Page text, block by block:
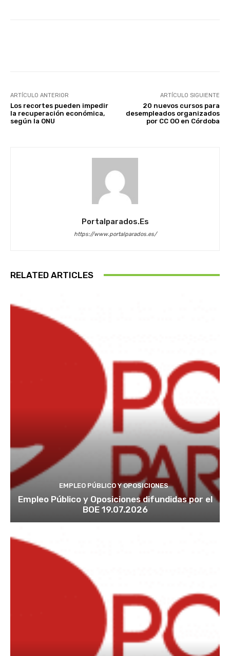
ARTÍCULO ANTERIOR
Los recortes pueden impedir
la recuperación económica,
según la ONU
ARTÍCULO SIGUIENTE
20 nuevos cursos para
desempleados organizados
por CC OO en Córdoba
Portalparados.es
https://www.portalparados.es/
RELATED ARTICLES
EMPLEO PÚBLICO Y OPOSICIONES
Empleo Público y Oposiciones difundidas por el
BOE 19.07.2026